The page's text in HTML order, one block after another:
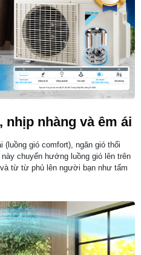
nhịp nhàng và êm ái
(luồng gió comfort), ngăn gió thổi
chuyển hướng luồng gió lên trên
từ từ phủ lên người bạn như tấm